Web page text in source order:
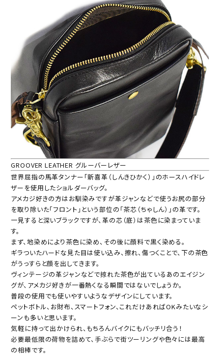
GROOVER LEATHER グルーバーレザー
世界屈指の馬革タンナー「新喜革（しんきひかく）」のホースハイドレ
ザーを使用したショルダーバッグ。
アメカジ好きの方はお馴染みですが革ジャンなどで使うお尻の部分
を取り除いた「フロント」という部位の「茶芯（ちゃしん）」の革です。
一見すると深いブラックですが、革の芯（底）は茶色に染まっていま
す。
まず、地染めにより茶色に染め、その後に顔料で黒く染める。
ギラついたハードな見た目は使い込み、擦れ、傷つくことで、下の茶色
がうっすらと顔を出してきます。
ヴィンテージの革ジャンなどで掠れた茶色が出ているあのエイジン
グが、アメカジ好きが一番熱くなる瞬間ではないでしょうか。
普段の使用でも使いやすいようなデザインにしています。
ペットボトル、お財布、スマートフォン、これだけあればOKみたいなシ
ーンも多いと思います。
気軽に持って出かけられ、もちろんバイクにもバッチリ合う！
必要最低限の荷物を詰めて、手ぶらで街ツーリングや色々には最高
の相棒です。